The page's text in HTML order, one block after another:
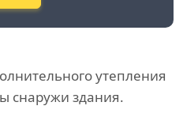
утепления
снаружи здания.